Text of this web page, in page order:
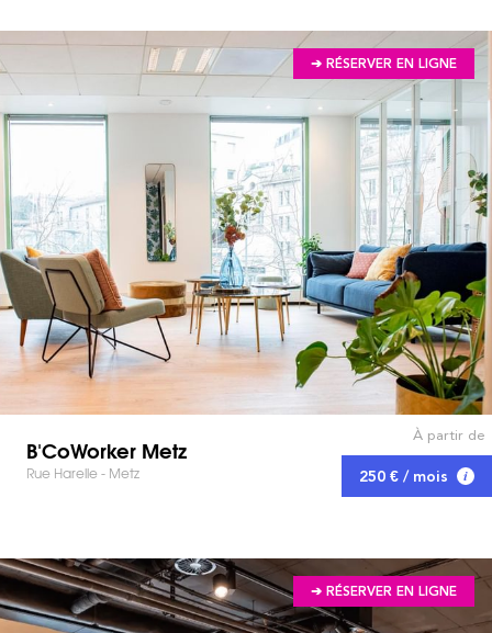
➔ RÉSERVER EN LIGNE
B'CoWorker Metz
Rue Harelle - Metz
À partir de
250 € / mois
➔ RÉSERVER EN LIGNE